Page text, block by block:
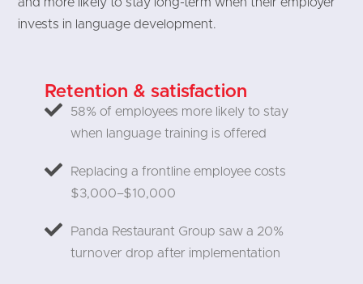
invests in language development.
Retention & satisfaction
58% of employees more likely to stay
when language training is offered
Replacing a frontline employee costs
$3,000–$10,000
Panda Restaurant Group saw a 20%
turnover drop after implementation